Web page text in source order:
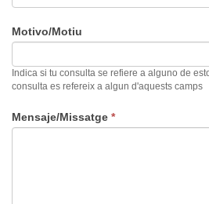
en
Motivo/Motiu
Indica si tu consulta se refiere a alguno de
consulta es refereix a algun d'aquests camps
Mensaje/Missatge *